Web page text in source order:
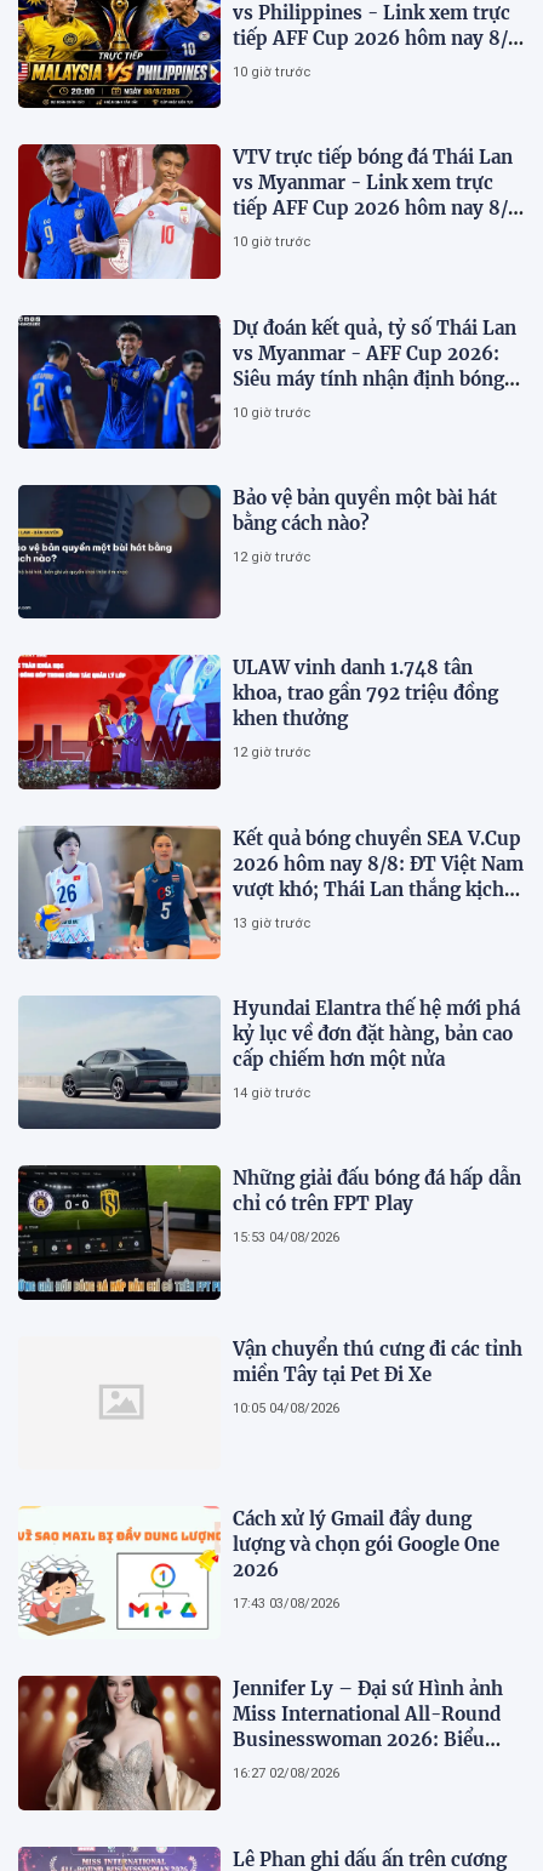
vs Philippines - Link xem trực
tiếp AFF Cup 2026 hôm nay 8/8
trên VTV7
10 giờ trước
VTV trực tiếp bóng đá Thái Lan
vs Myanmar - Link xem trực
tiếp AFF Cup 2026 hôm nay 8/8
trên VTV6
10 giờ trước
Dự đoán kết quả, tỷ số Thái Lan
vs Myanmar - AFF Cup 2026:
Siêu máy tính nhận định bóng
đá hôm nay 8/8
10 giờ trước
Bảo vệ bản quyền một bài hát
bằng cách nào?
12 giờ trước
ULAW vinh danh 1.748 tân
khoa, trao gần 792 triệu đồng
khen thưởng
12 giờ trước
Kết quả bóng chuyền SEA V.Cup
2026 hôm nay 8/8: ĐT Việt Nam
vượt khó; Thái Lan thắng kịch
tính
13 giờ trước
Hyundai Elantra thế hệ mới phá
kỷ lục về đơn đặt hàng, bản cao
cấp chiếm hơn một nửa
14 giờ trước
Những giải đấu bóng đá hấp dẫn
chỉ có trên FPT Play
15:53 04/08/2026
Vận chuyển thú cưng đi các tỉnh
miền Tây tại Pet Đi Xe
10:05 04/08/2026
Cách xử lý Gmail đầy dung
lượng và chọn gói Google One
2026
17:43 03/08/2026
Jennifer Ly – Đại sứ Hình ảnh
Miss International All-Round
Businesswoman 2026: Biểu
tượng của nhan sắc, trí tuệ và
16:27 02/08/2026
Lê Phan ghi dấu ấn trên cương